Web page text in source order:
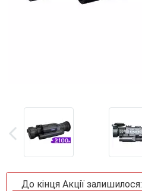
До кінця Акції залишилося: